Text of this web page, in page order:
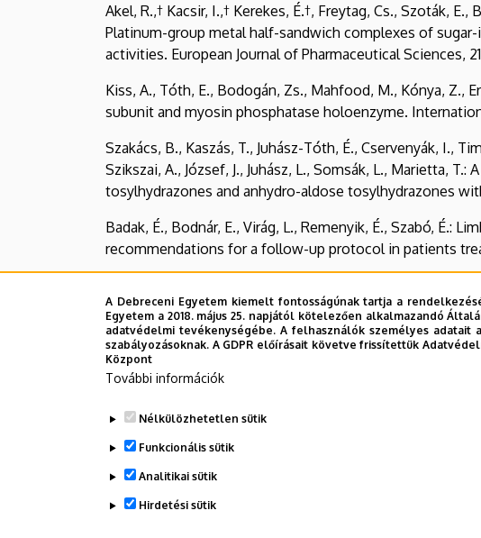
Akel, R.,† Kacsir, I.,† Kerekes, É.†, Freytag, Cs., Szoták,
Platinum-group metal half-sandwich complexes of
activities. European Journal of Pharmaceutical Sciences,
Kiss, A., Tóth, E., Bodogán, Zs., Mahfood, M., Kónya, Z.,
subunit and myosin phosphatase holoenzyme.
Szakács, B., Kaszás, T., Juhász-Tóth, É., Cservenyák, I.,
Szikszai, A., József, J., Juhász, L., Somsák, L., Marietta,
tosylhydrazones and anhydro-aldose tosylhydrazones
Badak, É., Bodnár, E., Virág, L., Remenyik, É., Szabó, É.:
recommendations for a follow-up protocol in patients
Szikszai, A., Kun, S., Kiss, Gy.A., József, J., Juhász, L.,
isoxazolines by 1,3-dipolar cycloaddition as potential
2025, 26, 8167, pp.1-30 (2025)
Hajdu, T., Rebenku, I., Tayde Gabriela Serrano Cano,
monoclonal IgG revealed by biophysical experiments
(2025)
Artika, I.M., Arianti, R., Demény, M.Á., Kristóf, E.: RNA
(2025)
A Debreceni Egyetem kiemelt fontosságúnak tartja a
Egyetem a 2018. május 25. napjától kötelezően alkalmazandó
adatvédelmi tevékenységébe. A felhasználók személyes
szabályozásoknak. A GDPR előírásait követve frissítettük
Központ
További információk
Nélkülözhetetlen sütik
Funkcionális sütik
Analitikai sütik
Hirdetési sütik